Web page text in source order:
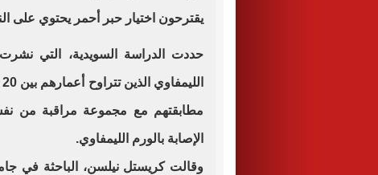
يقترحون اختيار حبر أحمر يحتوي على
حددت الدراسة السويدية، التي
مطابقتهم مع مجموعة مراقبة من
الإصابة بالورم الليمفاوي.
وقالت كريستل نيلسن، الباحثة في